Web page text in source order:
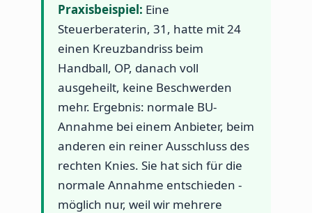
Praxisbeispiel: Eine
Steuerberaterin, 31, hatte mit 24
einen Kreuzbandriss beim
Handball, OP, danach voll
ausgeheilt, keine Beschwerden
mehr. Ergebnis: normale BU-
Annahme bei einem Anbieter, beim
anderen ein reiner Ausschluss des
rechten Knies. Sie hat sich für die
normale Annahme entschieden -
möglich nur, weil wir mehrere